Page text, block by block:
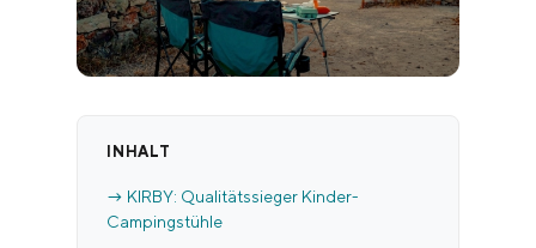
INHALT
→ KIRBY: Qualitätssieger Kinder-
Campingstühle